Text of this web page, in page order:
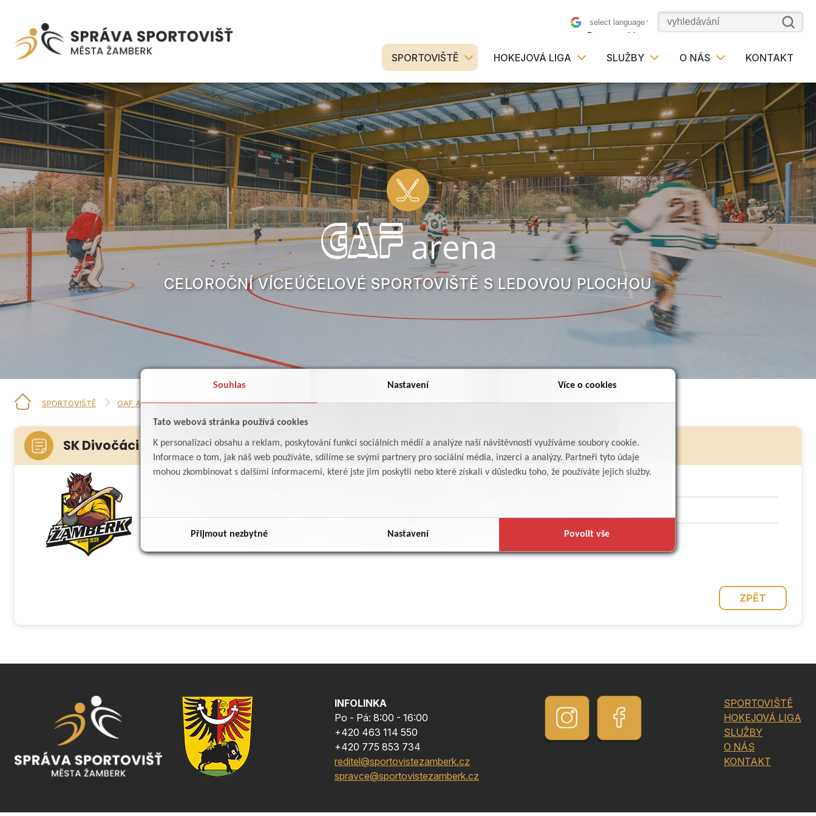
Souhlas Nastavení Více o cookies
Tato webová stránka používá cookies
K personalizaci obsahu a reklam, poskytování funkcí sociálních médií a analýze naší návštěvnosti využíváme soubory cookie.
Informace o tom, jak náš web používáte, sdílíme se svými partnery pro sociální média, inzerci a analýzy. Partneři tyto údaje
mohou zkombinovat s dalšími informacemi, které jste jim poskytli nebo které získali v důsledku toho, že používáte jejich služby.
Přijmout nezbytné Nastavení Povolit vše
Powered by
SPORTOVIŠTĚ HOKEJOVÁ LIGA SLUŽBY O NÁS KONTAKT
CELOROČNÍ VÍCEÚČELOVÉ SPORTOVIŠTĚ S LEDOVOU PLOCHOU
SPORTOVIŠTĚ GAF ARENA SK DIVOČÁCI ŽAMBERK
SK Divočáci Žamberk
ZPĚT
INFOLINKA
Po - Pá: 8:00 - 16:00
+420 463 114 550
+420 775 853 734
reditel@sportovistezamberk.cz
spravce@sportovistezamberk.cz
SPORTOVIŠTĚ
HOKEJOVÁ LIGA
SLUŽBY
O NÁS
KONTAKT